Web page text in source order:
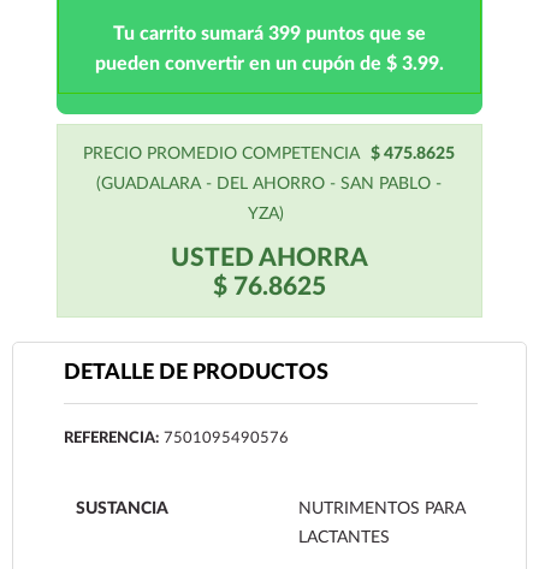
Tu carrito sumará 399 puntos que se
pueden convertir en un cupón de $ 3.99.
PRECIO PROMEDIO COMPETENCIA
$ 475.8625
(GUADALARA - DEL AHORRO - SAN PABLO -
YZA)
USTED AHORRA
$ 76.8625
DETALLE DE PRODUCTOS
REFERENCIA: 7501095490576
SUSTANCIA
NUTRIMENTOS PARA
LACTANTES